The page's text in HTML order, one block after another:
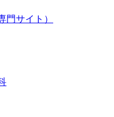
門サイト）